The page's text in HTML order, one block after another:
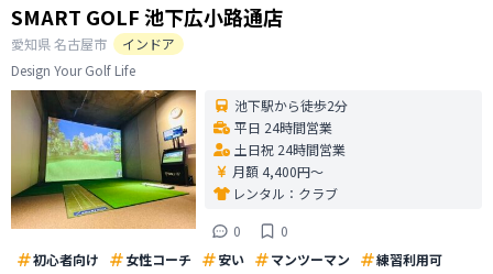
SMART GOLF 池下広小路通店
愛知県名古屋市
インドア
Design Your Golf Life
池下駅から徒歩2分
平日 24時間営業
土日祝 24時間営業
月額 4,400円〜
レンタル： クラブ
0
0
初心者向け
女性コーチ 安い マンツーマン
練習利用可